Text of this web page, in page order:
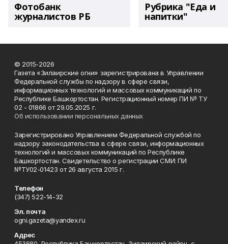
Фотобанк
журналистов РБ
Рубрика "Еда и
напитки"
© 2015-2026
Газета «Зилаирские огни» зарегистрирована в Управлении
Федеральной службы по надзору в сфере связи,
информационных технологий и массовых коммуникаций по
Республике Башкортостан. Регистрационный номер ПИ № ТУ
02 - 01866 от 29.05.2025 г.
Об использовании персональных данных
Зарегистрировано Управлением Федеральной службой по
надзору законодательства в сфере связи, информационных
технологий и массовых коммуникаций по Республике
Башкортостан. Свидетельство о регистрации СМИ: ПИ
№ТУ02-01423 от 26 августа 2015 г.
Телефон
(347) 522-14-32
Эл. почта
ogni.gazeta@yandex.ru
Адрес